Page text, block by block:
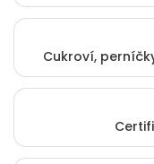
Cukroví,